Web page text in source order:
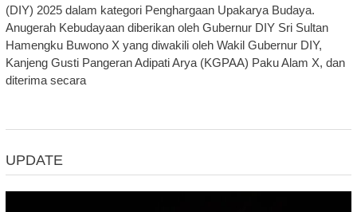
(DIY) 2025 dalam kategori Penghargaan Upakarya Budaya.
Anugerah Kebudayaan diberikan oleh Gubernur DIY Sri Sultan
Hamengku Buwono X yang diwakili oleh Wakil Gubernur DIY,
Kanjeng Gusti Pangeran Adipati Arya (KGPAA) Paku Alam X, dan
diterima secara
UPDATE